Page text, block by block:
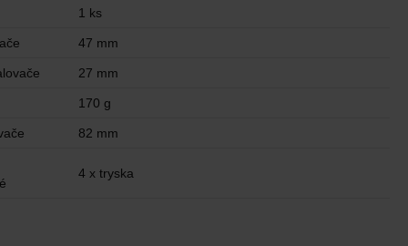
1 ks
47 mm
27 mm
170 g
82 mm
4 x tryska